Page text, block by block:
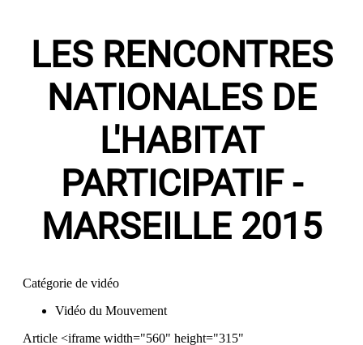
LES RENCONTRES
NATIONALES DE
L'HABITAT
PARTICIPATIF -
MARSEILLE 2015
Catégorie de vidéo
Vidéo du Mouvement
Article <iframe width="560" height="315"